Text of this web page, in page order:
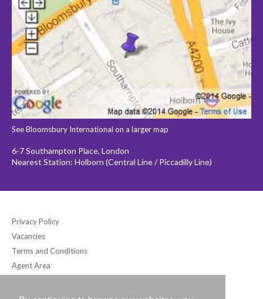
See Bloomsbury International on a larger map
6-7 Southampton Place, London
Nearest Station: Holborn (Central Line / Piccadilly Line)
Privacy Policy
Vacancies
Terms and Conditions
Agent Area